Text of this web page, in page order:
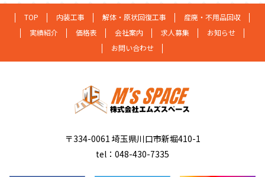
TOP 内装工事 解体・原状回復工事
産廃・不用品回収
実績紹介
価格表 会社案内 求人募集
お知らせ
お問い合わせ
〒334-0061 埼玉県川口市新堀410-1
tel：048-430-7335